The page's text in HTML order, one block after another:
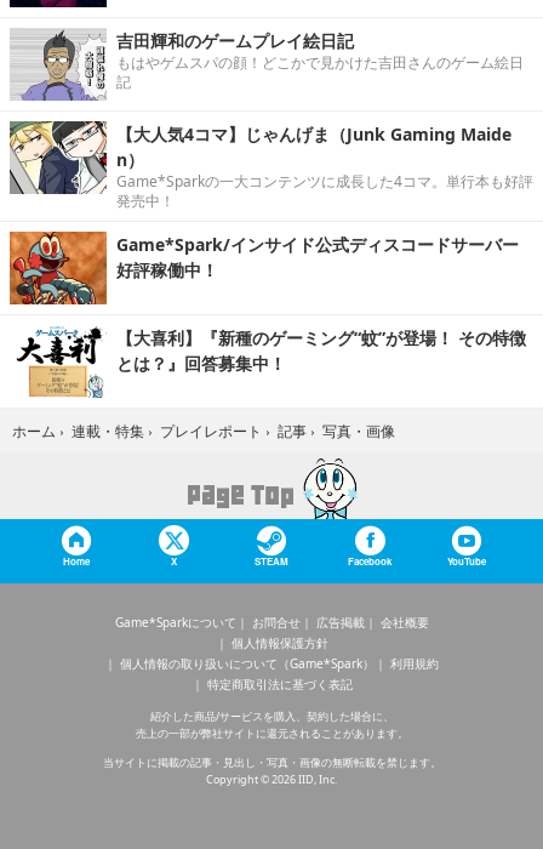
吉田輝和のゲームプレイ絵日記
もはやゲムスパの顔！どこかで見かけた吉田さんのゲーム絵日
記
【大人気4コマ】じゃんげま（Junk Gaming Maide
n）
Game*Sparkの一大コンテンツに成長した4コマ。単行本も好評
発売中！
Game*Spark/インサイド公式ディスコードサーバー
好評稼働中！
【大喜利】『新種のゲーミング“蚊”が登場！ その特徴
とは？』回答募集中！
ホーム › 連載・特集 › プレイレポート › 記事 › 写真・画像
Home X STEAM Facebook YouTube
Game*Sparkについて お問合せ 広告掲載
会社概要
個人情報保護方針
個人情報の取り扱いについて（Game*Spark）
利用規約
特定商取引法に基づく表記
紹介した商品/サービスを購入、契約した場合に、
売上の一部が弊社サイトに還元されることがあります。
当サイトに掲載の記事・見出し・写真・画像の無断転載を禁じます。
Copyright © 2026 IID, Inc.